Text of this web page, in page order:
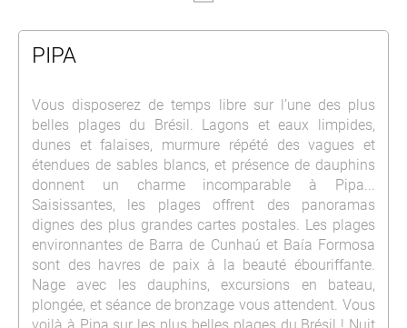
PIPA
Vous disposerez de temps libre sur l’une des plus
belles plages du Brésil. Lagons et eaux limpides,
dunes et falaises, murmure répété des vagues et
étendues de sables blancs, et présence de dauphins
donnent un charme incomparable à Pipa...
Saisissantes, les plages offrent des panoramas
dignes des plus grandes cartes postales. Les plages
environnantes de Barra de Cunhaú et Baía Formosa
sont des havres de paix à la beauté ébouriffante.
Nage avec les dauphins, excursions en bateau,
plongée, et séance de bronzage vous attendent. Vous